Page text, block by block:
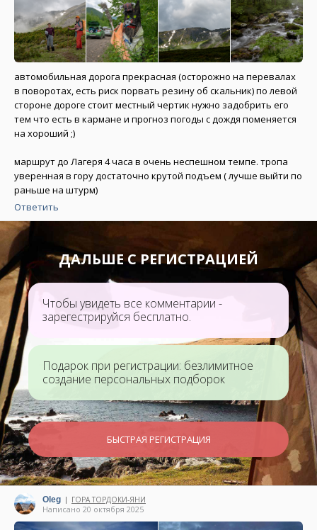
автомобильная дорога прекрасная (осторожно на перевалах
в поворотах, есть риск порвать резину об скальник) по левой
стороне дороге стоит местный чертик нужно задобрить его
тем что есть в кармане и прогноз погоды с дождя поменяется
на хороший ;)
маршрут до Лагеря 4 часа в очень неспешном темпе. тропа
уверенная в гору достаточно крутой подъем ( лучше выйти по
раньше на штурм)
Ответить
ДАЛЬШЕ С РЕГИСТРАЦИЕЙ
Чтобы увидеть все комментарии -
зарегестрируйся бесплатно.
Подарок при регистрации: безлимитное
создание персональных подборок
БЫСТРАЯ РЕГИСТРАЦИЯ
Oleg | ГОРА ТОРДОКИ-ЯНИ
Написано 20 октября 2025